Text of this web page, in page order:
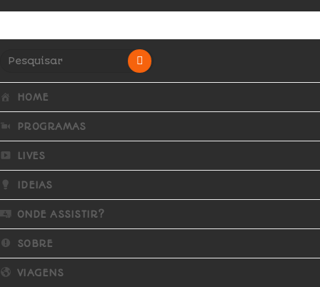
HOME
PROGRAMAS
LIVES
IDEIAS
ONDE ASSISTIR?
SOBRE
VIAGENS